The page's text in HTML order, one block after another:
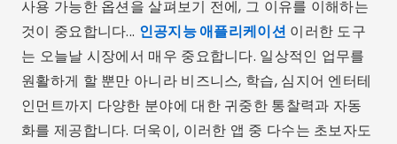
사용 가능한 옵션을 살펴보기 전에, 그 이유를 이해하는
것이 중요합니다... 인공지능 애플리케이션 이러한 도구
는 오늘날 시장에서 매우 중요합니다. 일상적인 업무를
원활하게 할 뿐만 아니라 비즈니스, 학습, 심지어 엔터테
인먼트까지 다양한 분야에 대한 귀중한 통찰력과 자동
화를 제공합니다. 더욱이, 이러한 앱 중 다수는 초보자도